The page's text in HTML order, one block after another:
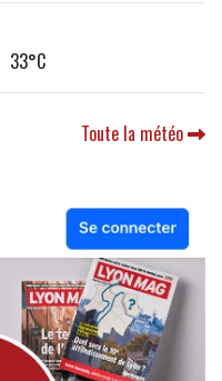
33°C
Toute la météo